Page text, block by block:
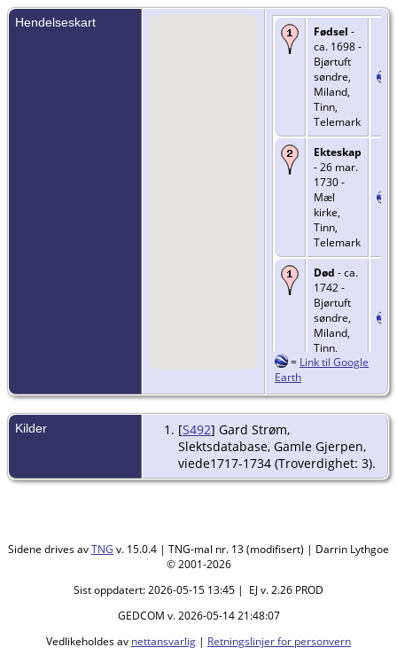
Hendelseskart
Fødsel -
ca. 1698 -
Bjørtuft
søndre,
Miland,
Tinn,
Telemark
Ekteskap
- 26 mar.
1730 -
Mæl
kirke,
Tinn,
Telemark
Død - ca.
1742 -
Bjørtuft
søndre,
Miland,
Tinn,
Telemark
= Link til Google
Earth
Kilder [S492] Gard Strøm,
Slektsdatabase, Gamle Gjerpen,
viede1717-1734 (Troverdighet: 3).
Sidene drives avTNG v. 15.0.4 | TNG-mal nr. 13 (modifisert) | Darrin Lythgoe
© 2001-2026
Sist oppdatert: 2026-05-15 13:45 | EJ v. 2.26 PROD
GEDCOM v. 2026-05-14 21:48:07
Vedlikeholdes av nettansvarlig | Retningslinjer for personvern